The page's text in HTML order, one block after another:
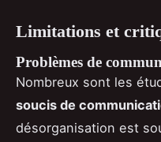
Limitations et
Problèmes de
Nombreux sont les
soucis de
désorganisation est